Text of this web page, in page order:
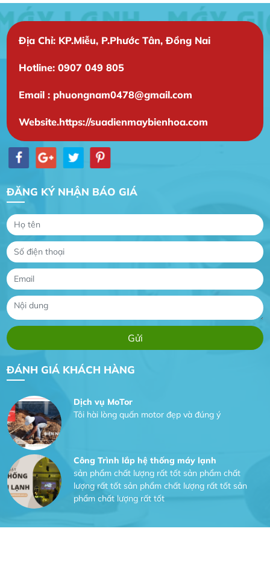
Địa Chỉ: KP.Miễu, P.Phước Tân, Đồng Nai
Hotline: 0907 049 805
Email : phuongnam0478@gmail.com
Website.https://suadienmaybienhoa.com
ĐĂNG KÝ NHẬN BÁO GIÁ
ĐÁNH GIÁ KHÁCH HÀNG
Gia Đình chúng tôi rất hài lòng dịch vụ tại
vụ
Dịch vụ MoTor
Tôi hài lòng quấn motor đẹp và đúng ý
Công Trình lắp hệ thống máy lạnh
sản phẩm chất lượng rất tốt sản phẩm chất
lượng rất tốt sản phẩm chất lượng rất tốt sản
phẩm chất lượng rất tốt